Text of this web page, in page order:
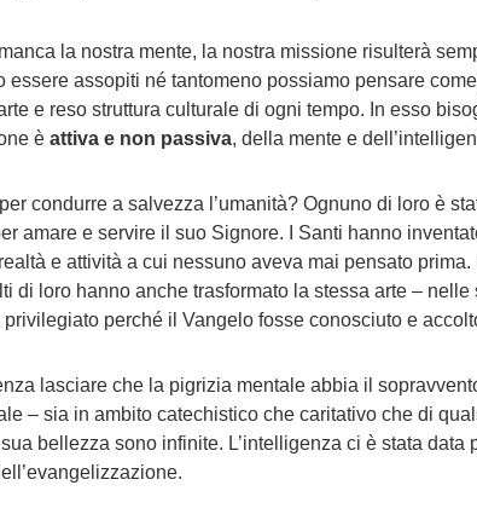
la nostra mente, la nostra missione risulterà
assopiti né tantomeno possiamo pensare
e reso struttura culturale di ogni tempo. In esso
è attiva e non passiva, della mente e
condurre a salvezza l’umanità? Ognuno di loro è
amare e servire il suo Signore. I Santi hanno
e attività a cui nessuno aveva mai pensato
di loro hanno anche trasformato la stessa arte –
perché il Vangelo fosse conosciuto e
lasciare che la pigrizia mentale abbia il
– sia in ambito catechistico che caritativo che di
bellezza sono infinite. L’intelligenza ci è stata data